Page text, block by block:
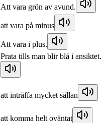
Att vara grön av avund.
att vara på minus
Att vara i plus.
Prata tills man blir blå i ansiktet.
att inträffa mycket sällan
att komma helt oväntat